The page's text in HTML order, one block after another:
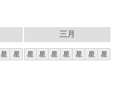
星 星
三月
星 星 星 星 星 星 星